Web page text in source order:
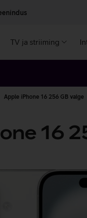
TV ja striiming
Apple iPhone 16 256 GB valge
16